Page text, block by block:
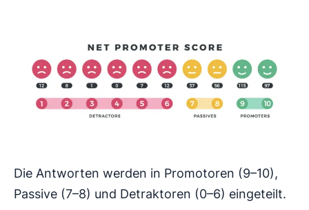
Die Antworten werden in Promotoren (9–10),
Passive (7–8) und Detraktoren (0–6) eingeteilt.